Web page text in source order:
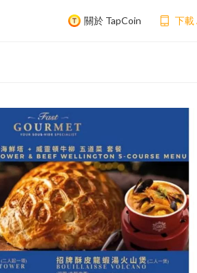
關於 TapCoin 下載